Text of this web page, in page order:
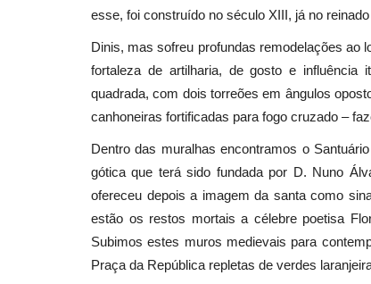
esse, foi construído no século XIII, já no
Dinis, mas sofreu profundas remodelações ao
fortaleza de artilharia, de gosto e influência
quadrada, com dois torreões em ângulos
canhoneiras fortificadas para fogo cruzado –
Dentro das muralhas encontramos o
gótica que terá sido fundada por D. Nuno
ofereceu depois a imagem da santa como
estão os restos mortais a célebre poetisa
Subimos estes muros medievais para
Praça da República repletas de verdes